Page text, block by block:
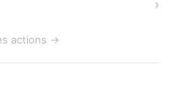
actions →